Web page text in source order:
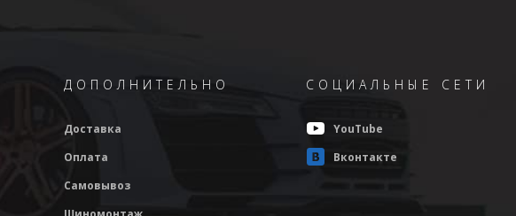
ДОПОЛНИТЕЛЬНО
Доставка
Оплата
Самовывоз
СОЦИАЛЬНЫЕ СЕТИ
YouTube
Вконтакте